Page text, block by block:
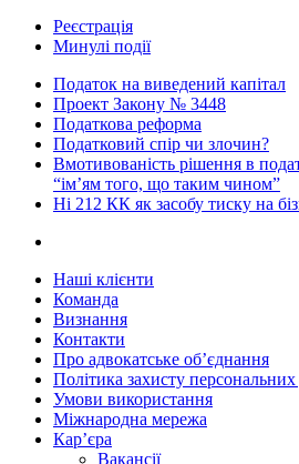
Реєстрація
Минулі події
Податок на виведений капітал
Проект Закону № 3448
Податкова реформа
Податковий спір чи злочин?
Вмотивованість рішення в
“ім’ям того, що таким чином”
Ні 212 КК як засобу тиску на
Наші клієнти
Команда
Визнання
Контакти
Про адвокатське об’єднання
Політика захисту
Умови використання
Міжнародна мережа
Кар’єра
Вакансії